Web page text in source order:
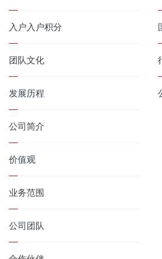
入户入户积分
团队文化
发展历程
公司简介
价值观
业务范围
公司团队